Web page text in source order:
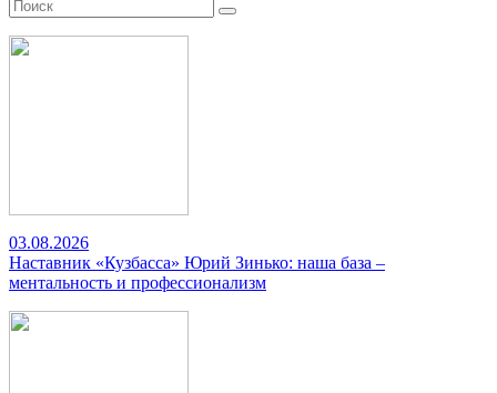
03.08.2026
Наставник «Кузбасса» Юрий Зинько: наша база –
ментальность и профессионализм